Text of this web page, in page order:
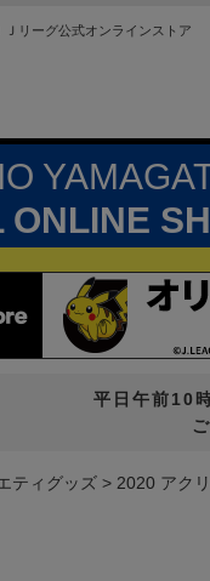
リーグ公式オンラインストア
ONLINE
平日午前10
ティグッズ 2020 アク